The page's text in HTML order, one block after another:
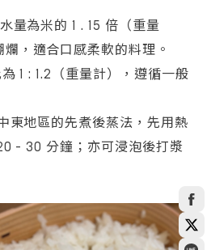
量為米的 1 . 15 倍（重量
，適合口感柔軟的料理。
1 : 1.2（重量計），遵循一般
東地區的先煮後蒸法，先用熱
- 30 分鐘；亦可浸泡後打漿